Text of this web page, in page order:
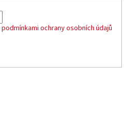
podmínkami ochrany osobních údajů